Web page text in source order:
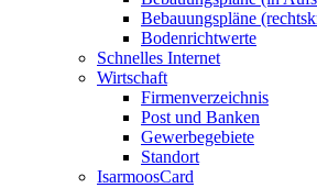
Bebauungspläne
Bodenrichtwerte
Schnelles Internet
Wirtschaft
Firmenverzeichnis
Post und Banken
Gewerbegebiete
Standort
IsarmoosCard